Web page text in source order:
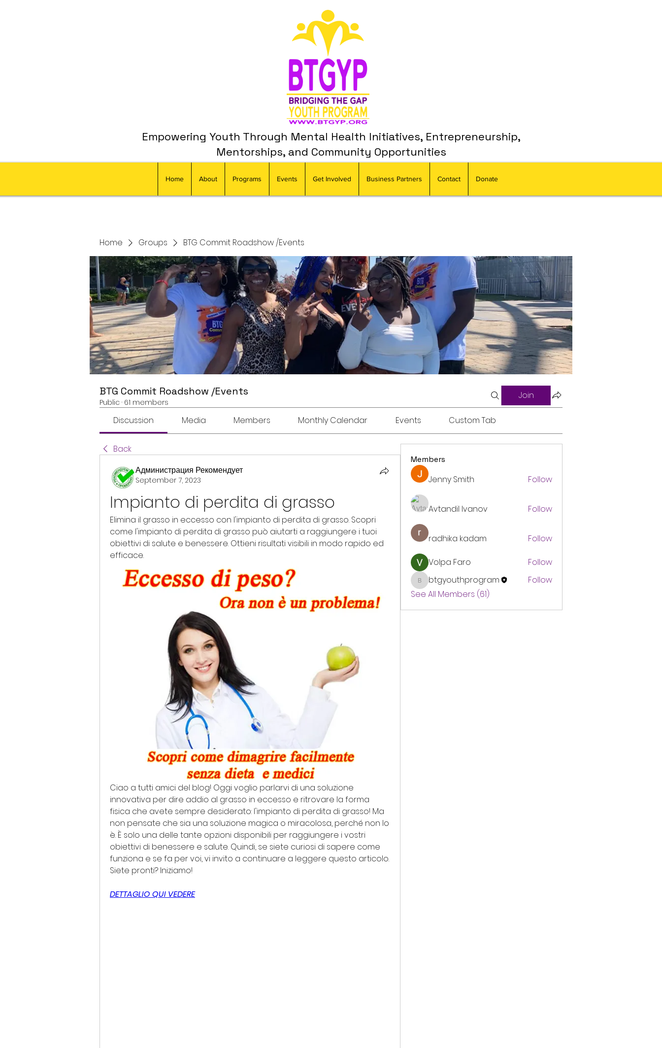
Empowering Youth Through Mental Health Initiatives, Entrepreneurship,
Mentorships, and Community Opportunities
Home About Programs Events Get Involved Business Partners Contact Donate
Home Groups BTG Commit Roadshow /Events
BTG Commit Roadshow /Events
Public · 61 members
Join
Discussion Media Members Monthly Calendar Events Custom Tab
Back
Администрация Рекомендует
September 7, 2023
Impianto di perdita di grasso
Elimina il grasso in eccesso con l'impianto di perdita di grasso. Scopri
come l'impianto di perdita di grasso può aiutarti a raggiungere i tuoi
obiettivi di salute e benessere. Ottieni risultati visibili in modo rapido ed
efficace.
Ciao a tutti amici del blog! Oggi voglio parlarvi di una soluzione
innovativa per dire addio al grasso in eccesso e ritrovare la forma
fisica che avete sempre desiderato: l'impianto di perdita di grasso! Ma
non pensate che sia una soluzione magica o miracolosa, perché non lo
è. È solo una delle tante opzioni disponibili per raggiungere i vostri
obiettivi di benessere e salute. Quindi, se siete curiosi di sapere come
funziona e se fa per voi, vi invito a continuare a leggere questo articolo.
Siete pronti? Iniziamo!
DETTAGLIO QUI VEDERE
Members
Jenny Smith Follow
Avtandil Ivanov Follow
radhika kadam Follow
Volpa Faro Follow
btgyouthprogram
btgyouthprogram
Follow
See All Members (61)